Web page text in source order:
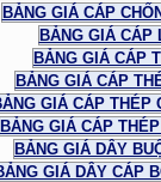
BẢNG GIÁ CÁP
BẢNG GIÁ CÁP
BẢNG GIÁ CÁP
BẢNG GIÁ CÁP
GIÁ CÁP THÉP
BẢNG GIÁ CÁP
BẢNG GIÁ DÂY
GIÁ DÂY CÁP